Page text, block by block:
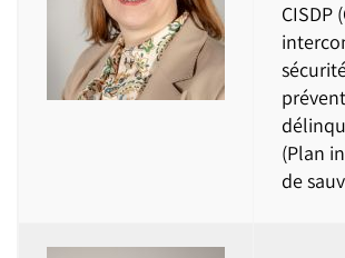
CISDP
(Plan
de